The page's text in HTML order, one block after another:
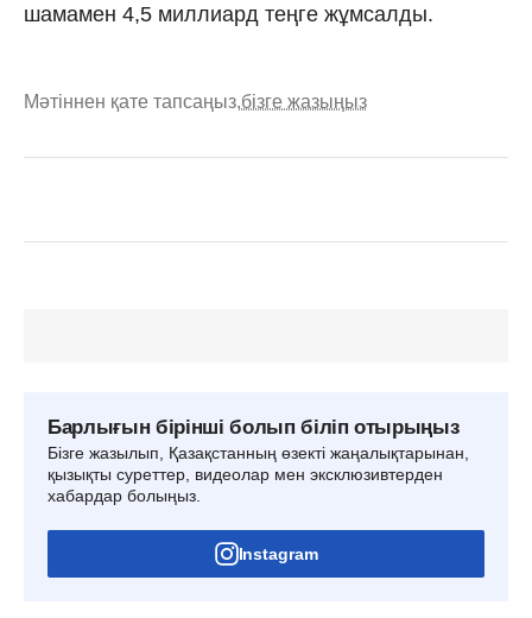
шамамен 4,5 миллиард теңге жұмсалды.
Мәтіннен қате тапсаңыз,бізге жазыңыз
Барлығын бірінші болып біліп отырыңыз
Бізге жазылып, Қазақстанның өзекті жаңалықтарынан,
қызықты суреттер, видеолар мен эксклюзивтерден
хабардар болыңыз.
Instagram